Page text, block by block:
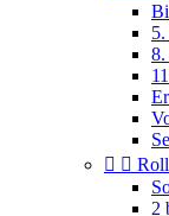
8.
 
2